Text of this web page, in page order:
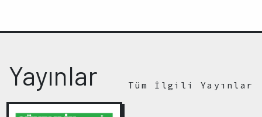
Yayınlar Tüm İlgili Yayınlar